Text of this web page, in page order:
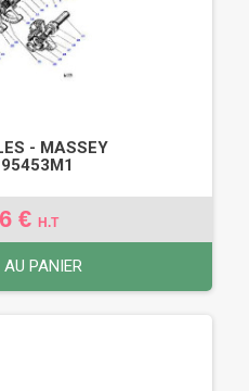
- MASSEY
€ H.T
PANIER